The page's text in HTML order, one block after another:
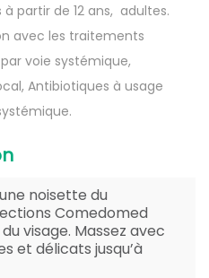
partir de 12 ans, adultes.
avec les traitements
voie systémique,
Antibiotiques à usage
noisette du
Comedomed
du visage. Massez avec
et délicats jusqu’à